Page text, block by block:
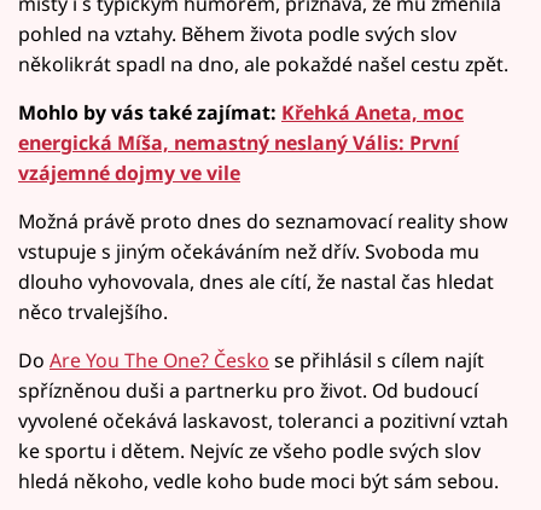
pohled na vztahy. Během života podle svých slov
několikrát spadl na dno, ale pokaždé našel cestu zpět.
Mohlo by vás také zajímat: Křehká Aneta, moc
energická Míša, nemastný neslaný Vális: První
vzájemné dojmy ve vile
Možná právě proto dnes do seznamovací reality show
vstupuje s jiným očekáváním než dřív. Svoboda mu
dlouho vyhovovala, dnes ale cítí, že nastal čas hledat
něco trvalejšího.
Do Are You The One? Česko se přihlásil s cílem najít
spřízněnou duši a partnerku pro život. Od budoucí
vyvolené očekává laskavost, toleranci a pozitivní vztah
ke sportu i dětem. Nejvíc ze všeho podle svých slov
hledá někoho, vedle koho bude moci být sám sebou.